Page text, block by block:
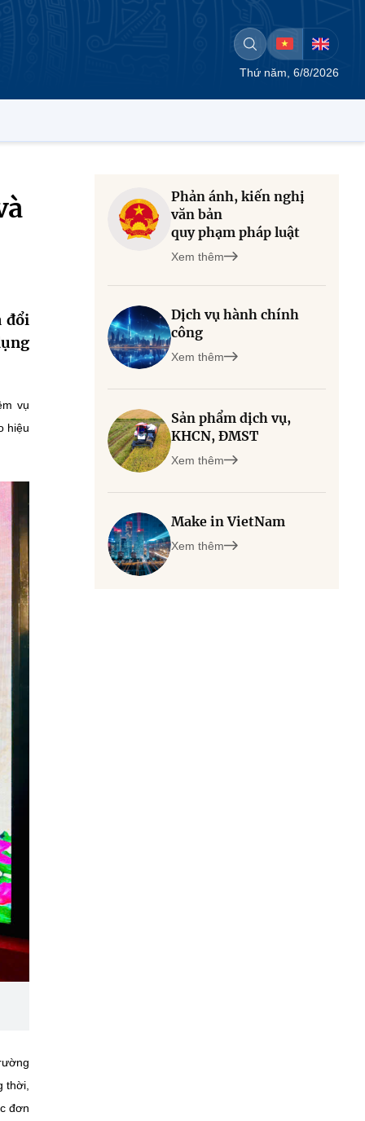
Thứ năm, 6/8/2026
đổi
vụ
hiệu
thời,
đơn
Phản ánh, kiến nghị
văn bản
quy phạm pháp luật
Xem thêm
Dịch vụ hành chính
công
Xem thêm
Sản phẩm dịch vụ,
KHCN, ĐMST
Xem thêm
Make in VietNam
Xem thêm